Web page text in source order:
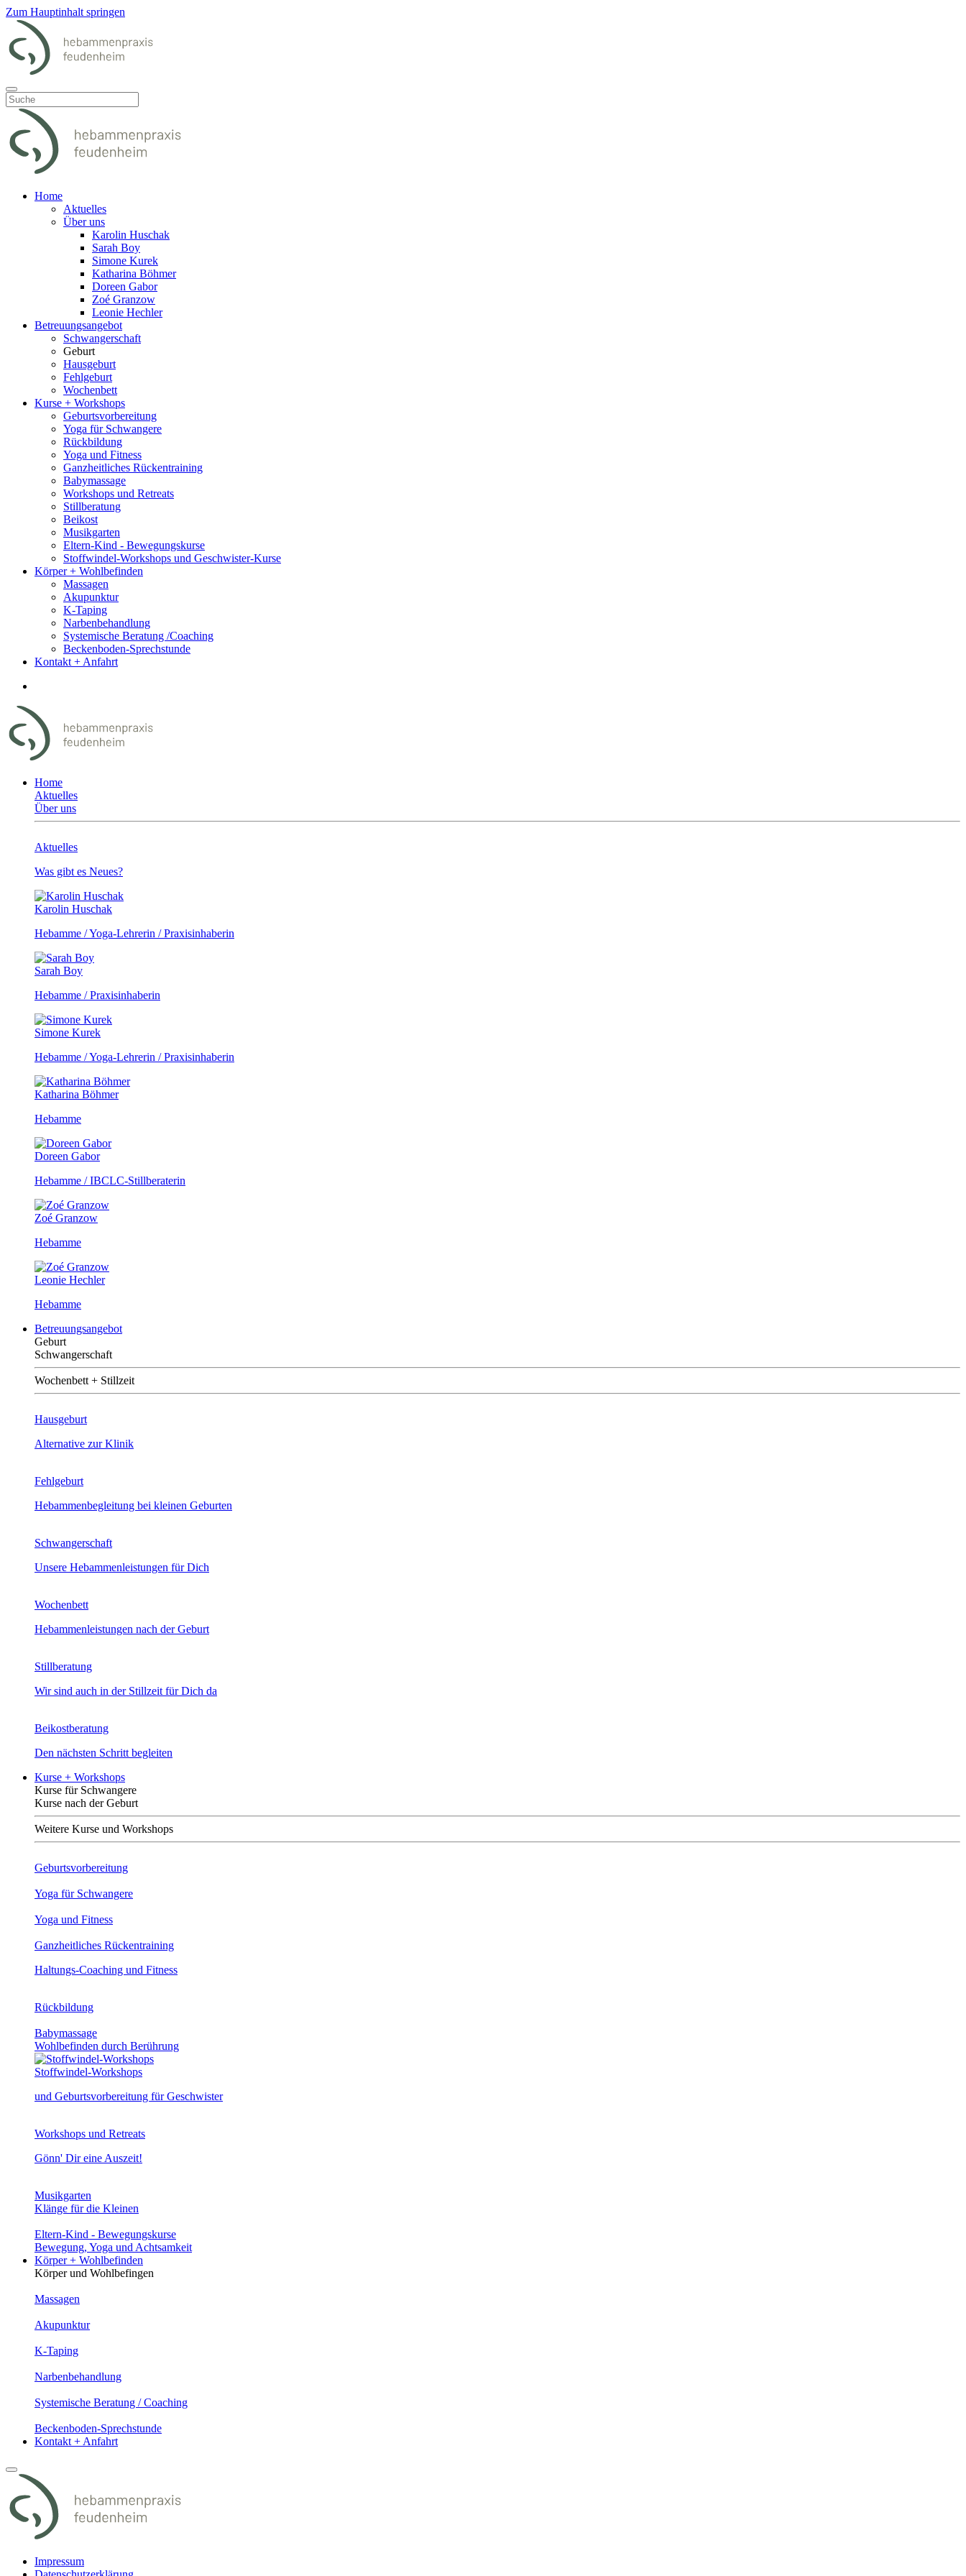
Zum Hauptinhalt springen
Home
Aktuelles
Über uns
Karolin Huschak
Sarah Boy
Simone Kurek
Katharina Böhmer
Doreen Gabor
Zoé Granzow
Leonie Hechler
Betreuungsangebot
Schwangerschaft
Geburt
Hausgeburt
Fehlgeburt
Wochenbett
Kurse + Workshops
Geburtsvorbereitung
Yoga für Schwangere
Rückbildung
Yoga und Fitness
Ganzheitliches Rückentraining
Babymassage
Workshops und Retreats
Stillberatung
Beikost
Musikgarten
Eltern-Kind - Bewegungskurse
Stoffwindel-Workshops und Geschwister-Kurse
Körper + Wohlbefinden
Massagen
Akupunktur
K-Taping
Narbenbehandlung
Systemische Beratung /Coaching
Beckenboden-Sprechstunde
Kontakt + Anfahrt
Home
Aktuelles
Über uns
Aktuelles
Was gibt es Neues?
Karolin Huschak
Hebamme / Yoga-Lehrerin / Praxisinhaberin
Sarah Boy
Hebamme / Praxisinhaberin
Simone Kurek
Hebamme / Yoga-Lehrerin / Praxisinhaberin
Katharina Böhmer
Hebamme
Doreen Gabor
Hebamme / IBCLC-Stillberaterin
Zoé Granzow
Hebamme
Leonie Hechler
Hebamme
Betreuungsangebot
Geburt
Schwangerschaft
Wochenbett + Stillzeit
Hausgeburt
Alternative zur Klinik
Fehlgeburt
Hebammenbegleitung bei kleinen Geburten
Schwangerschaft
Unsere Hebammenleistungen für Dich
Wochenbett
Hebammenleistungen nach der Geburt
Stillberatung
Wir sind auch in der Stillzeit für Dich da
Beikostberatung
Den nächsten Schritt begleiten
Kurse + Workshops
Kurse für Schwangere
Kurse nach der Geburt
Weitere Kurse und Workshops
Geburtsvorbereitung
Yoga für Schwangere
Yoga und Fitness
Ganzheitliches Rückentraining
Haltungs-Coaching und Fitness
Rückbildung
Babymassage
Wohlbefinden durch Berührung
Stoffwindel-Workshops
und Geburtsvorbereitung für Geschwister
Workshops und Retreats
Gönn' Dir eine Auszeit!
Musikgarten
Klänge für die Kleinen
Eltern-Kind - Bewegungskurse
Bewegung, Yoga und Achtsamkeit
Körper + Wohlbefinden
Körper und Wohlbefingen
Massagen
Akupunktur
K-Taping
Narbenbehandlung
Systemische Beratung / Coaching
Beckenboden-Sprechstunde
Kontakt + Anfahrt
Impressum